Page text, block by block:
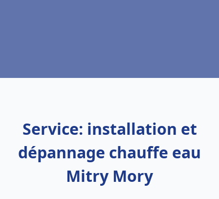
Service: installation et
dépannage chauffe eau
Mitry Mory